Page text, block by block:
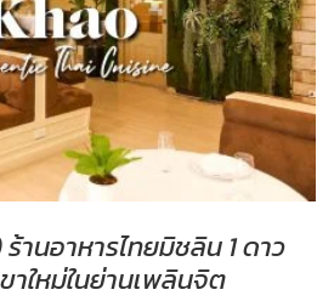
านอาหารไทยมิชลิน 1 ดาว
ใหม่ในย่านเพลินจิต